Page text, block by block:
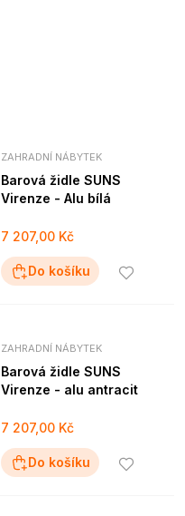
ZAHRADNÍ NÁBYTEK
Barová židle SUNS
Virenze - Alu bílá
7 207,00 Kč
Do košíku
ZAHRADNÍ NÁBYTEK
Barová židle SUNS
Virenze - alu antracit
7 207,00 Kč
Do košíku